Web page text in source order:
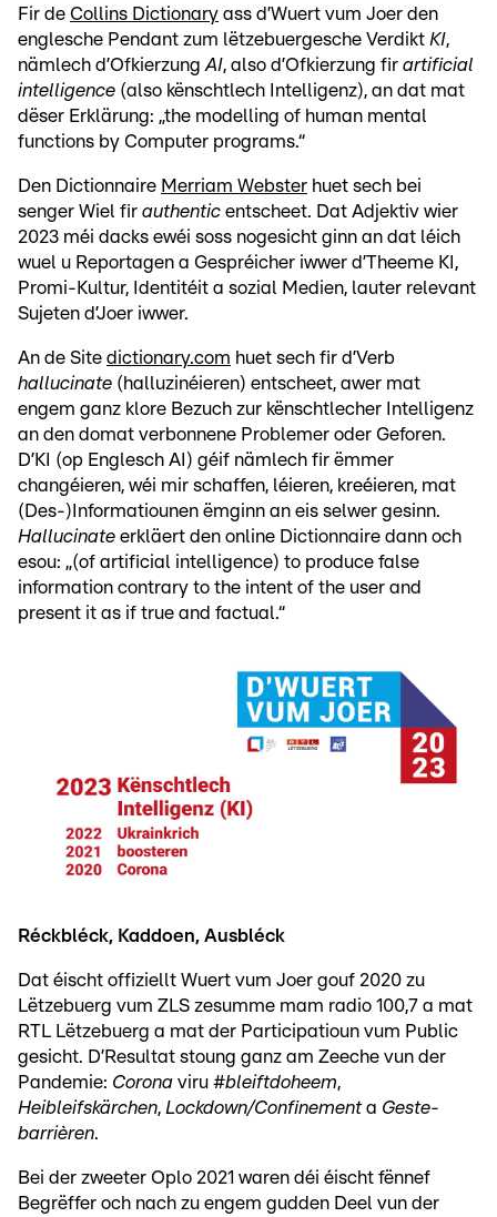
Fir de Collins Dictionary ass d’Wuert vum Joer den
englesche Pendant zum lëtzebuergesche Verdikt KI,
nämlech d’Ofkierzung AI, also d’Ofkierzung fir artificial
intelligence (also kënschtlech Intelligenz), an dat mat
dëser Erklärung: „the modelling of human mental
functions by Computer programs.“
Den Dictionnaire Merriam Webster huet sech bei
senger Wiel fir authentic entscheet. Dat Adjektiv wier
2023 méi dacks ewéi soss nogesicht ginn an dat léich
wuel u Reportagen a Gespréicher iwwer d’Theeme KI,
Promi-Kultur, Identitéit a sozial Medien, lauter relevant
Sujeten d’Joer iwwer.
An de Site dictionary.com huet sech fir d’Verb
hallucinate (halluzinéieren) entscheet, awer mat
engem ganz klore Bezuch zur kënschtlecher Intelligenz
an den domat verbonnene Problemer oder Geforen.
D’KI (op Englesch AI) géif nämlech fir ëmmer
changéieren, wéi mir schaffen, léieren, kreéieren, mat
(Des-)Informatiounen ëmginn an eis selwer gesinn.
Hallucinate erkläert den online Dictionnaire dann och
esou: „(of artificial intelligence) to produce false
information contrary to the intent of the user and
present it as if true and factual.“
Réckbléck, Kaddoen, Ausbléck
Dat éischt offiziellt Wuert vum Joer gouf 2020 zu
Lëtzebuerg vum ZLS zesumme mam radio 100,7 a mat
RTL Lëtzebuerg a mat der Participatioun vum Public
gesicht. D’Resultat stoung ganz am Zeeche vun der
Pandemie: Corona viru #bleiftdoheem,
Heibleifskärchen, Lockdown/Confinementa Geste-
barrièren.
Bei der zweeter Oplo 2021 waren déi éischt fënnef
Begrëffer och nach zu engem gudden Deel vun der